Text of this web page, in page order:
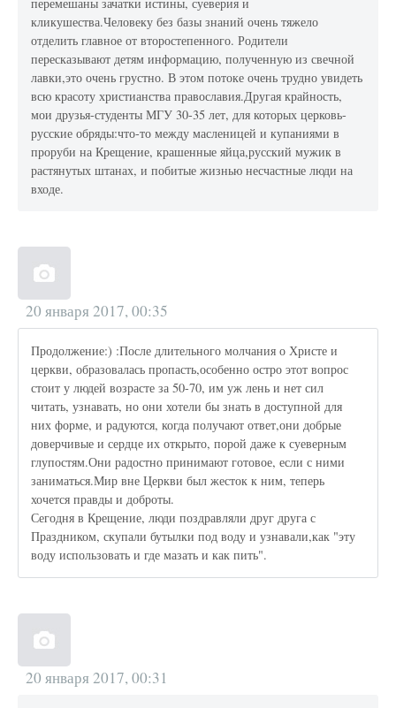
кликушества.Человеку без базы знаний очень тяжело
отделить главное от второстепенного. Родители
пересказывают детям информацию, полученную из свечной
лавки,это очень грустно. В этом потоке очень трудно увидеть
всю красоту христианства православия.Другая крайность,
мои друзья-студенты МГУ 30-35 лет, для которых церковь-
русские обряды:что-то между масленицей и купаниями в
проруби на Крещение, крашенные яйца,русский мужик в
растянутых штанах, и побитые жизнью несчастные люди на
входе.
20 января 2017, 00:35
Продолжение:) :После длительного молчания о Христе и
церкви, образовалась пропасть,особенно остро этот вопрос
стоит у людей возрасте за 50-70, им уж лень и нет сил
читать, узнавать, но они хотели бы знать в доступной для
них форме, и радуются, когда получают ответ,они добрые
доверчивые и сердце их открыто, порой даже к суеверным
глупостям.Они радостно принимают готовое, если с ними
заниматься.Мир вне Церкви был жесток к ним, теперь
хочется правды и доброты.
Сегодня в Крещение, люди поздравляли друг друга с
Праздником, скупали бутылки под воду и узнавали,как "эту
воду использовать и где мазать и как пить".
20 января 2017, 00:31